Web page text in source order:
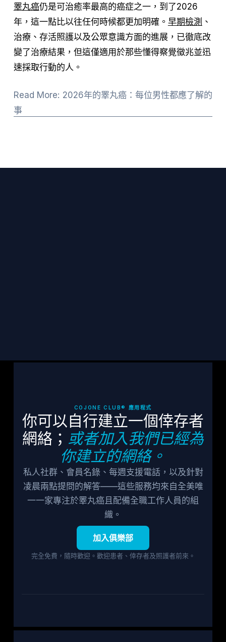
睪丸癌仍是可治癒率最高的癌症之一，到了2026
年，這一點比以往任何時候都更加明確。 早期檢測 、
治療、存活照護以及公眾意識方面的進展，已徹底改
變了治療結果，但這僅適用於那些懂得察覺徵兆並迅
速採取行動的人。
Read More: 2026年的睪丸癌：每位男性都應了解的
事
COJONE CLUB® 應用程式
你可以自行建立一個倖存者
網絡； 或者加入我們已經為
你建立的網絡。
私人社群、會員名錄、每週支援電話，以及針對
凌晨兩點提問的解答——這些服務均來自全美唯
一一家專注於睪丸癌且配備全職工作人員的組
織。
加入俱樂部
完全免費，隨時歡迎。歡迎患者、倖存者及照護者前來。